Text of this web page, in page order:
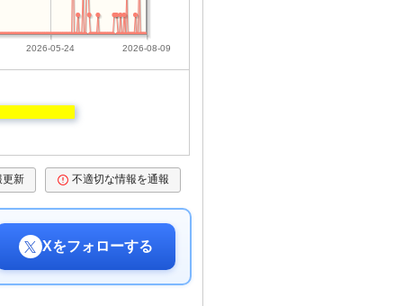
2026-05-24 2026-08-09
更新 不適切な情報を通報
Xをフォローする